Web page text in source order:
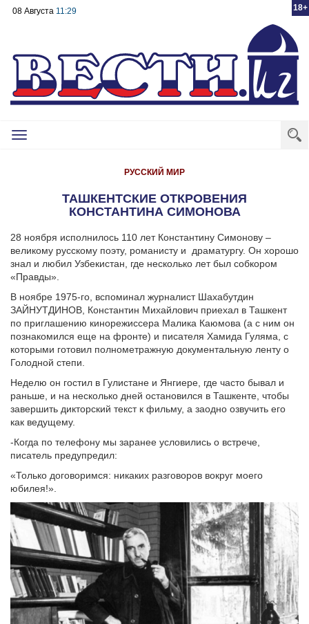
18+
08 Августа 11:29
Toggle
РУССКИЙ МИР
ТАШКЕНТСКИЕ ОТКРОВЕНИЯ
КОНСТАНТИНА СИМОНОВА
28 ноября исполнилось 110 лет Константину Симонову –
великому русскому поэту, романисту и
драматургу. Он хорошо
знал и любил Узбекистан, где несколько лет был собкором
«Правды».
В ноябре 1975-го, вспоминал журналист Шахабутдин
ЗАЙНУТДИНОВ, Константин Михайлович приехал в Ташкент
по приглашению кинорежиссера Малика Каюмова (а с ним он
познакомился еще на фронте) и писателя Хамида Гуляма, с
которыми готовил полнометражную документальную ленту о
Голодной степи.
Неделю он гостил в Гулистане и Янгиере, где часто бывал и
раньше, и на несколько дней остановился в Ташкенте, чтобы
завершить дикторский текст к фильму, а заодно озвучить его
как ведущему.
-Когда по телефону мы заранее условились о встрече,
писатель предупредил:
«Только договоримся: никаких разговоров вокруг моего
юбилея!».